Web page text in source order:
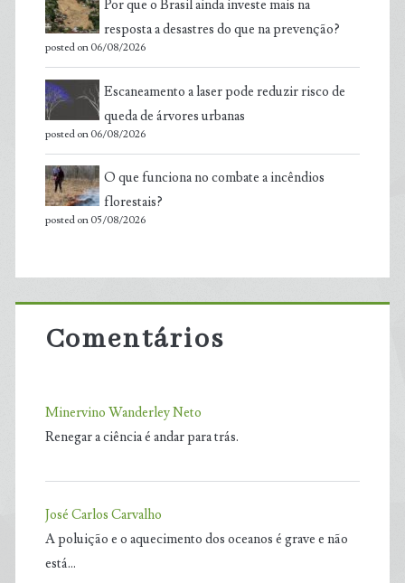
Por que o Brasil ainda investe mais na
resposta a desastres do que na prevenção?
posted on 06/08/2026
Escaneamento a laser pode reduzir risco de
queda de árvores urbanas
posted on 06/08/2026
O que funciona no combate a incêndios
florestais?
posted on 05/08/2026
Comentários
Minervino Wanderley Neto
Renegar a ciência é andar para trás.
José Carlos Carvalho
A poluição e o aquecimento dos oceanos é grave e não
está…